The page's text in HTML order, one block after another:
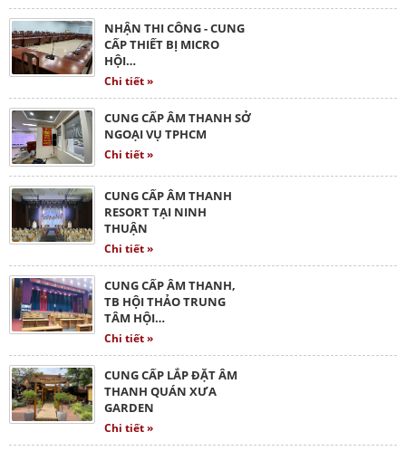
NHẬN THI CÔNG - CUNG
CẤP THIẾT BỊ MICRO
HỘI…
Chi tiết »
CUNG CẤP ÂM THANH SỞ
NGOẠI VỤ TPHCM
Chi tiết »
CUNG CẤP ÂM THANH
RESORT TẠI NINH
THUẬN
Chi tiết »
CUNG CẤP ÂM THANH,
TB HỘI THẢO TRUNG
TÂM HỘI…
Chi tiết »
CUNG CẤP LẮP ĐẶT ÂM
THANH QUÁN XƯA
GARDEN
Chi tiết »